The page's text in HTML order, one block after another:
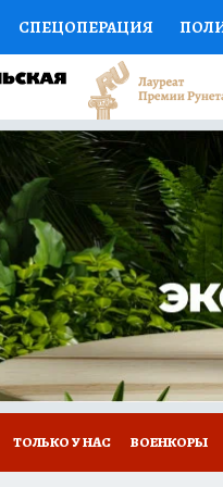
СПЕЦОПЕРАЦИЯ
НАУКА СПОРТ
ДОКТОР
ПРОГНОЗЫ НА СПОРТ
НЕДВИЖИМОСТЬ
ТЕСТЫ НОВОЕ
ТОЛЬКО У НАС ВОЕНКОРЫ